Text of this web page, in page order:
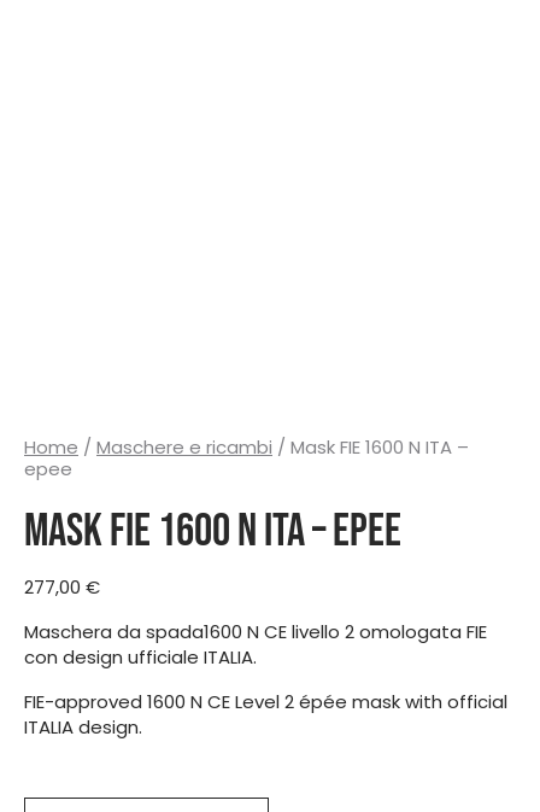
Home / Maschere e ricambi / Mask FIE 1600 N ITA –
epee
Mask FIE 1600 N ITA – epee
277,00 €
Maschera da spada1600 N CE livello 2 omologata FIE
con design ufficiale ITALIA.
FIE-approved 1600 N CE Level 2 épée mask with official
ITALIA design.